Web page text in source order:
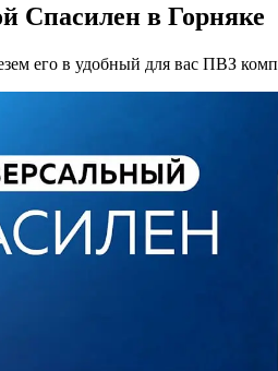
Спасилен в Горняке
его в удобный для вас ПВЗ